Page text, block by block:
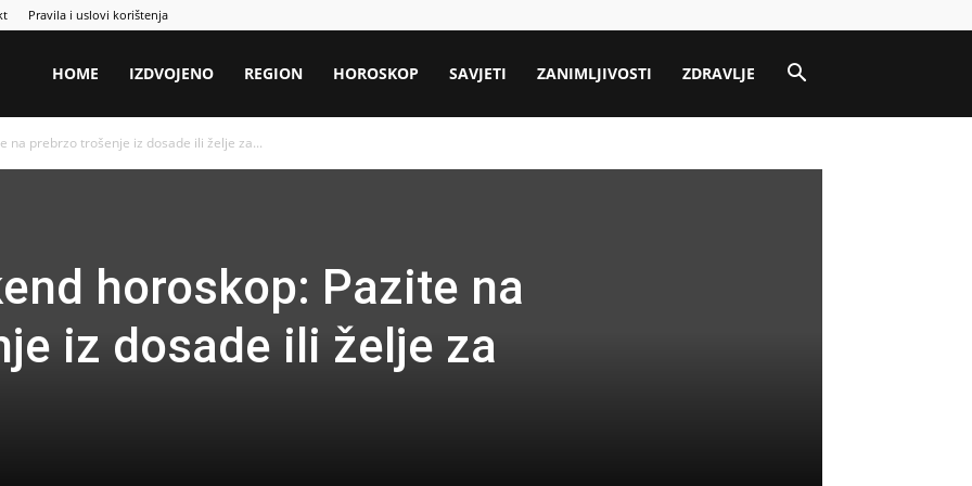
Pravila i uslovi korištenja
HOME IZDVOJENO REGION HOROSKOP SAVJETI ZANIMLJIVOSTI ZDRAVLJE
na prebrzo trošenje iz dosade ili želje za...
horoskop: Pazite na
iz dosade ili želje za